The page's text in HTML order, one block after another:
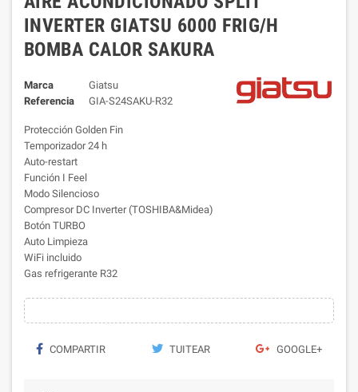
INVERTER GIATSU 6000 FRIG/H
BOMBA CALOR SAKURA
Marca
Giatsu
Referencia
GIA-S24SAKU-R32
Protección Golden Fin
Temporizador 24 h
Auto-restart
Función I Feel
Modo Silencioso
Compresor DC Inverter (TOSHIBA&Midea)
Botón TURBO
Auto Limpieza
WiFi incluido
Gas refrigerante R32
COMPARTIR TUITEAR GOOGLE+